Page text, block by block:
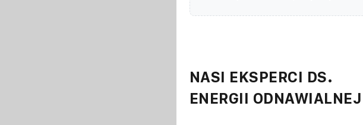
NASI EKSPERCI DS.
ENERGII ODNAWIALNEJ